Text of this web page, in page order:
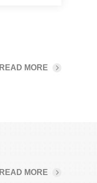
READ MORE
READ MORE